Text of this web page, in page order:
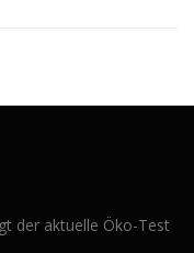
der aktuelle Öko-Test